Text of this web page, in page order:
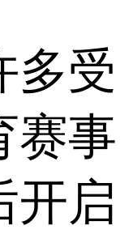
多受
赛事
开启